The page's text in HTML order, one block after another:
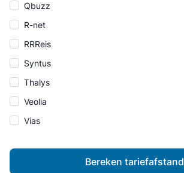
Qbuzz
R-net
RRReis
Syntus
Thalys
Veolia
Vias
Bereken tariefafstand